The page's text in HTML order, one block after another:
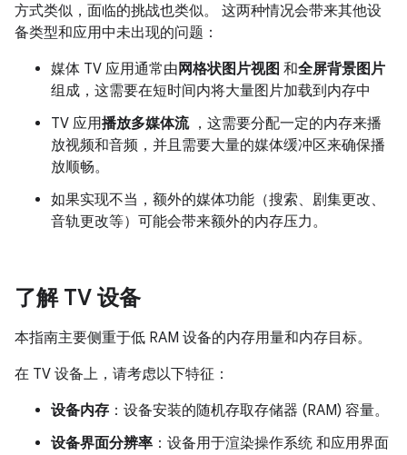
方式类似，面临的挑战也类似。 这两种情况会带来其他设
备类型和应用中未出现的问题：
媒体 TV 应用通常由 网格状图片视图 和全屏背景图片
组成，这需要在短时间内将大量图片加载到内存中
TV 应用播放多媒体流，这需要分配一定的内存来播
放视频和音频，并且需要大量的媒体缓冲区来确保播
放顺畅。
如果实现不当，额外的媒体功能（搜索、剧集更改、
音轨更改等）可能会带来额外的内存压力。
了解 TV 设备
本指南主要侧重于低 RAM 设备的内存用量和内存目标。
在 TV 设备上，请考虑以下特征：
设备内存 ：设备安装的随机存取存储器 (RAM) 容量。
设备界面分辨率 ：设备用于渲染操作系统 和应用界面